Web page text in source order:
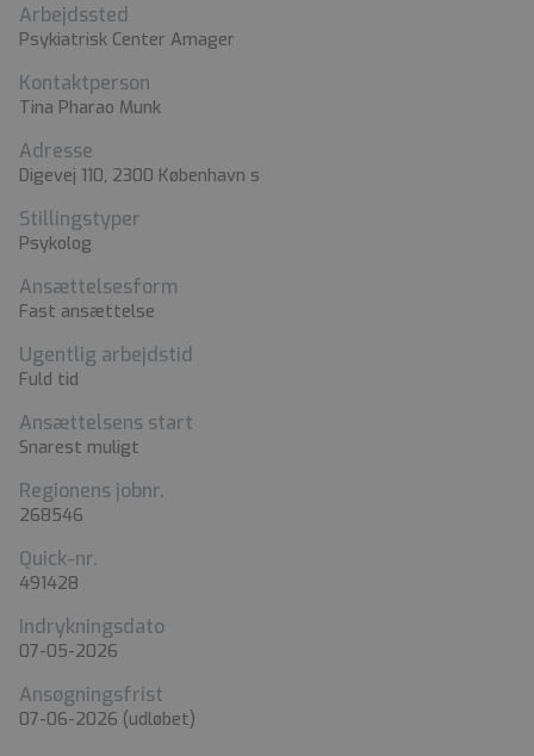
Arbejdssted
Psykiatrisk Center Amager
Kontaktperson
Tina Pharao Munk
Adresse
Digevej 110, 2300 København s
Stillingstyper
Psykolog
Ansættelsesform
Fast ansættelse
Ugentlig arbejdstid
Fuld tid
Ansættelsens start
Snarest muligt
Regionens jobnr.
268546
Quick-nr.
491428
Indrykningsdato
07-05-2026
Ansøgningsfrist
07-06-2026 (udløbet)